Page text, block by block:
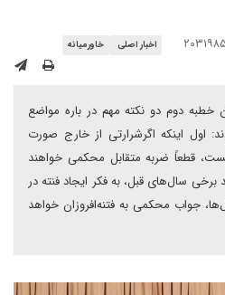
اخبار اصلی خاورمیانه
خطبه دوم دو نکته مهم در باره مواضع
اول اینکه اگرشرارتی از خارج صورت
قطعاً ضربه متقابل محکمی خواهند
برخی سال‌های قبل، به فکر ایجاد فنته در
جواب محکمی به فتنه‌افروزان خواهد